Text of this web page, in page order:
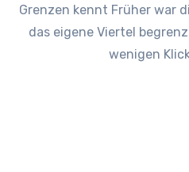
Grenzen kennt Früher war
das eigene Viertel
wenigen